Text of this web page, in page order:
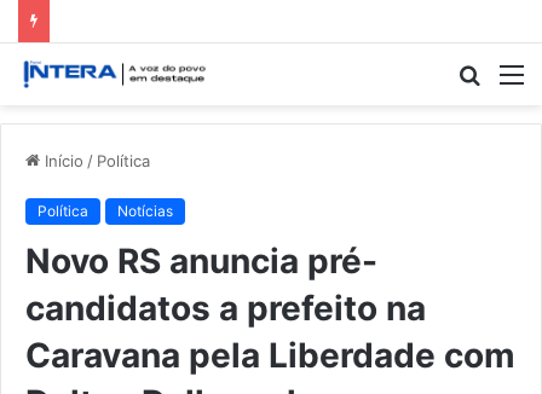
Início / Política
Política Notícias
Novo RS anuncia pré-
candidatos a prefeito na
Caravana pela Liberdade com